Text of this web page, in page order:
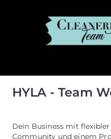
HYLA - Team
Dein Business mit
Community und einem